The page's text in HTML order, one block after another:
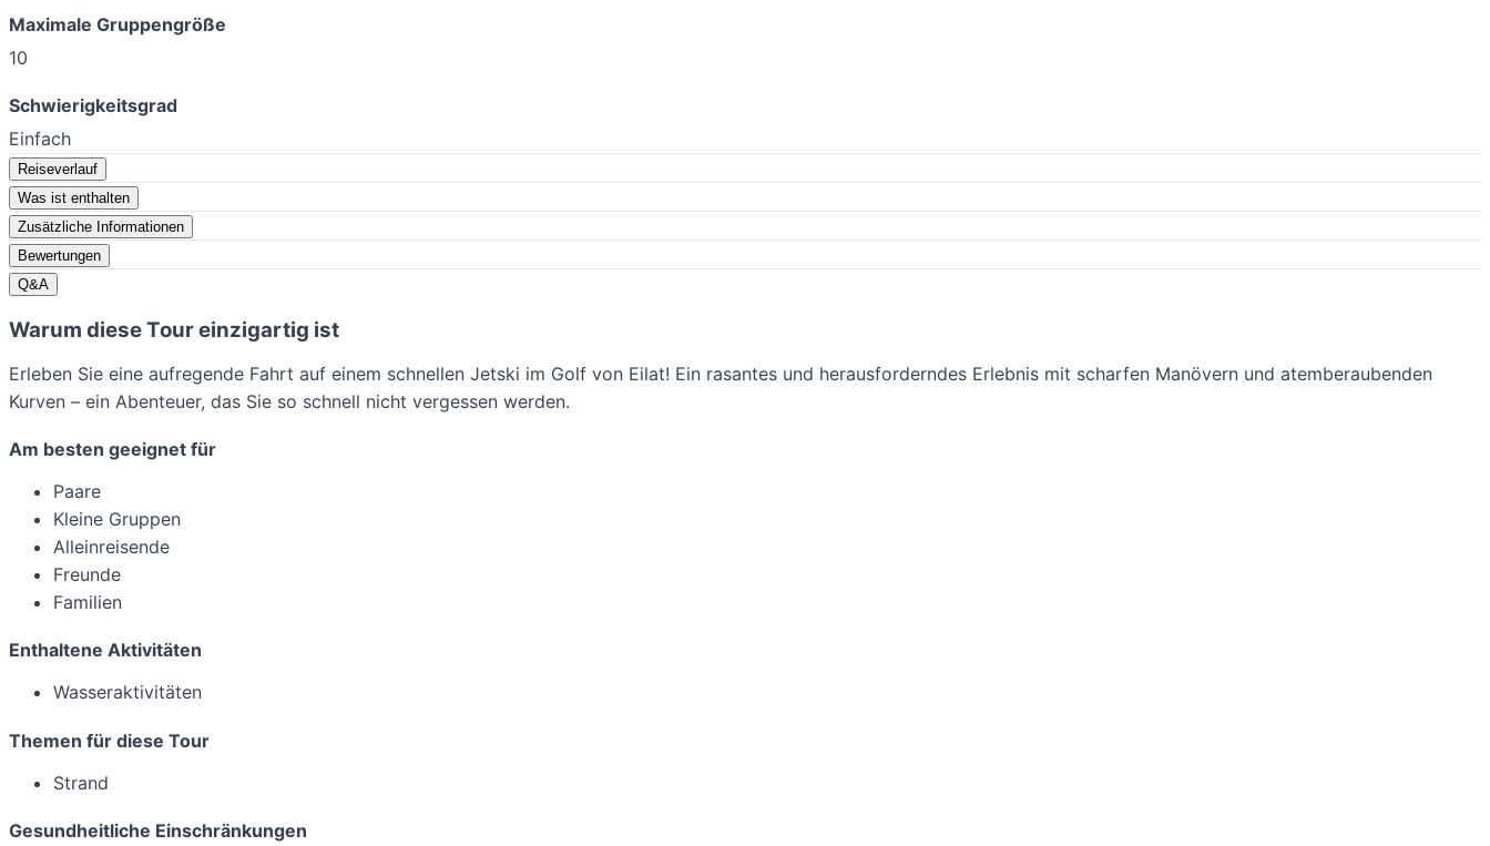
Maximale Gruppengröße
10
Schwierigkeitsgrad
Einfach
Reiseverlauf
Was ist enthalten
Zusätzliche Informationen
Bewertungen
Q&A
Warum diese Tour einzigartig ist
Erleben Sie eine aufregende Fahrt auf einem schnellen Jetski im Golf von Eilat! Ein rasantes und herausforderndes Erlebnis mit scharfen Manövern und atemberaubenden
Kurven – ein Abenteuer, das Sie so schnell nicht vergessen werden.
Am besten geeignet für
Paare
Kleine Gruppen
Alleinreisende
Freunde
Familien
Enthaltene Aktivitäten
Wasseraktivitäten
Themen für diese Tour
Strand
Gesundheitliche Einschränkungen